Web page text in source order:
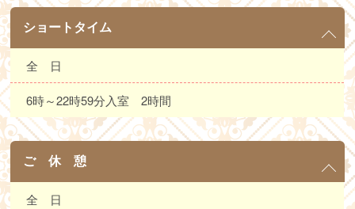
ショートタイム
全 日
6時～22時59分入室 2時間
ご 休 憩
全 日